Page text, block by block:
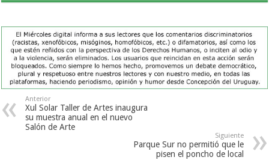
Anterior
Xul Solar Taller de Artes inaugura
su muestra anual en el nuevo
Salón de Arte
Siguiente
Parque Sur no permitió que le
pisen el poncho de local